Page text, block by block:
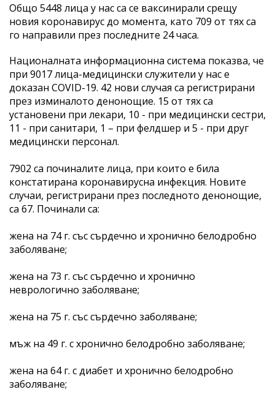
Общо 5448 лица у нас са се ваксинирали срещу
новия коронавирус до момента, като 709 от тях са
го направили през последните 24 часа.
Националната информационна система показва, че
при 9017 лица-медицински служители у нас е
доказан COVID-19. 42 нови случая са регистрирани
през изминалото денонощие. 15 от тях са
установени при лекари, 10 - при медицински сестри,
11 - при санитари, 1 – при фелдшер и 5 - при друг
медицински персонал.
7902 са починалите лица, при които е била
констатирана коронавирусна инфекция. Новите
случаи, регистрирани през последното денонощие,
са 67. Починали са:
жена на 74 г. със сърдечно и хронично белодробно
заболяване;
жена на 73 г. със сърдечно и хронично
неврологично заболяване;
жена на 75 г. със сърдечно заболяване;
мъж на 49 г. с хронично белодробно заболяване;
жена на 64 г. с диабет и хронично белодробно
заболяване;